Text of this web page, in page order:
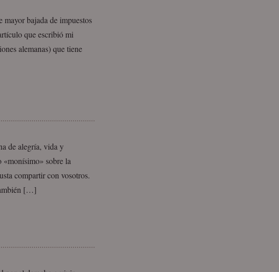
bajada de impuestos
que escribió mi
alemanas) que tiene
de alegría, vida y
«monísimo» sobre la
compartir con vosotros.
[…]